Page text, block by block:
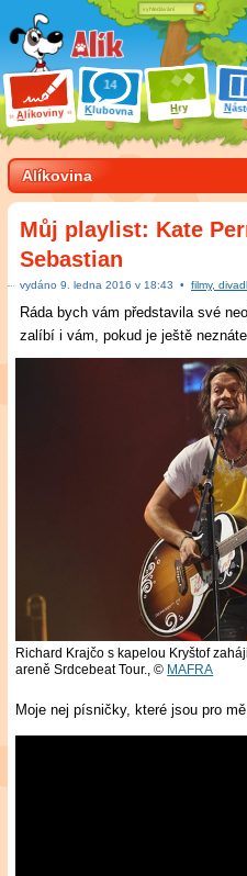
Alíkoviny Klubovna Hry N
Alíkovina
Můj playlist: Kate
Sebastian
vydáno 9 ledna 2016 v 18:43 • filmy,
Ráda bych vám představila své
zalíbí i vám, pokud je ještě neznáte.
Richard Krajčo s kapelou Kryštof
areně Srdcebeat Tour.,© MAFRA
Moje nej písničky, které jsou pro